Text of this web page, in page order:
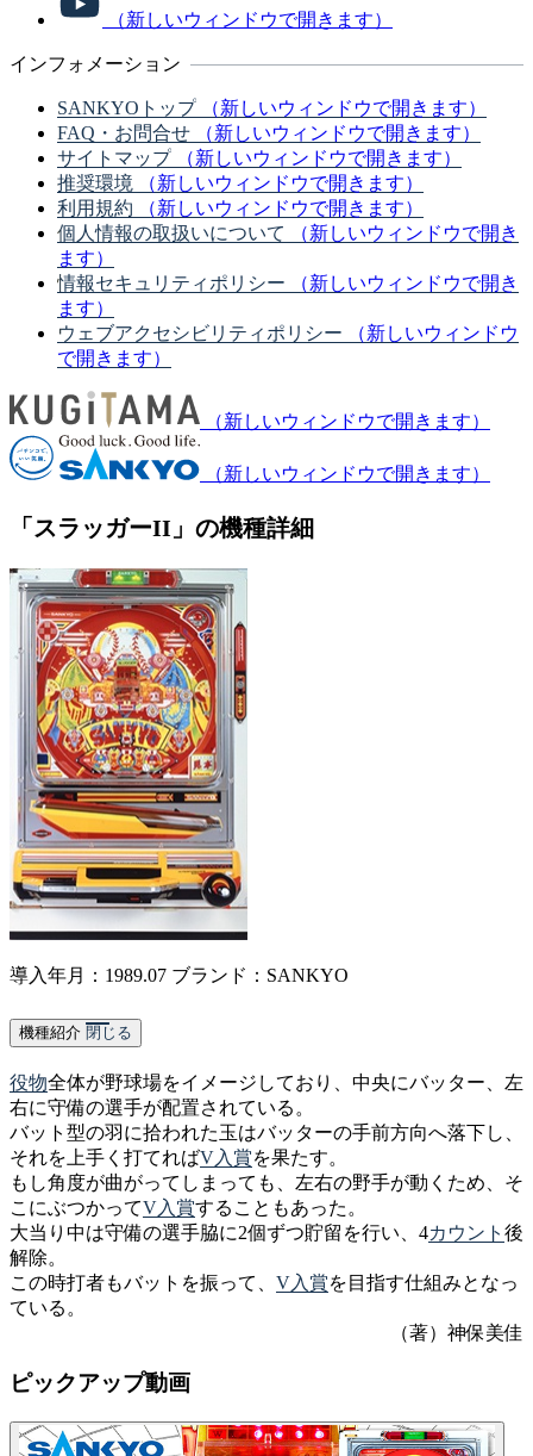
（新しいウィンドウで開きます）
インフォメーション
SANKYOトップ
（新しいウィンドウで開きます）
FAQ・お問合せ
（新しいウィンドウで開きます）
サイトマップ
（新しいウィンドウで開きます）
推奨環境
（新しいウィンドウで開きます）
利用規約
（新しいウィンドウで開きます）
個人情報の取扱いについて
（新しいウィンドウで開き
ます）
情報セキュリティポリシー
（新しいウィンドウで開き
ます）
ウェブアクセシビリティポリシー
（新しいウィンドウ
で開きます）
（新しいウィンドウで開きます）
（新しいウィンドウで開きます）
「スラッガーII」の機種詳細
導入年月：1989.07 ブランド：SANKYO
機種紹介 閉じる
役物全体が野球場をイメージしており、中央にバッター、左
右に守備の選手が配置されている。
バット型の羽に拾われた玉はバッターの手前方向へ落下し、
それを上手く打てればV入賞を果たす。
もし角度が曲がってしまっても、左右の野手が動くため、そ
こにぶつかってV入賞することもあった。
大当り中は守備の選手脇に2個ずつ貯留を行い、4カウント 後
解除。
この時打者もバットを振って、 V入賞を目指す仕組みとなっ
ている。
（著）神保美佳
ピックアップ動画